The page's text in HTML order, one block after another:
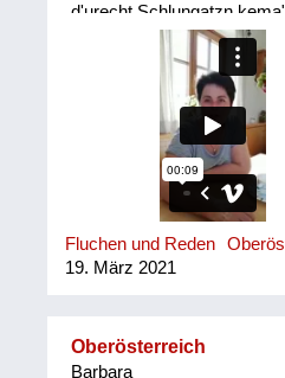
d'urecht Schlungatzn
Fluchen und Reden
19. März 2021
Oberösterreich
Barbara